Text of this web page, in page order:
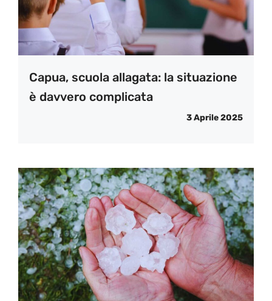
Capua, scuola allagata: la situazione
è davvero complicata
3 Aprile 2025